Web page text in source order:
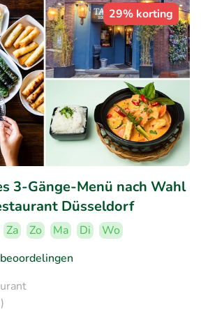
29% korting
3-Gänge-Menü nach Wahl
Düsseldorf
Za Zo Ma Di
Wo